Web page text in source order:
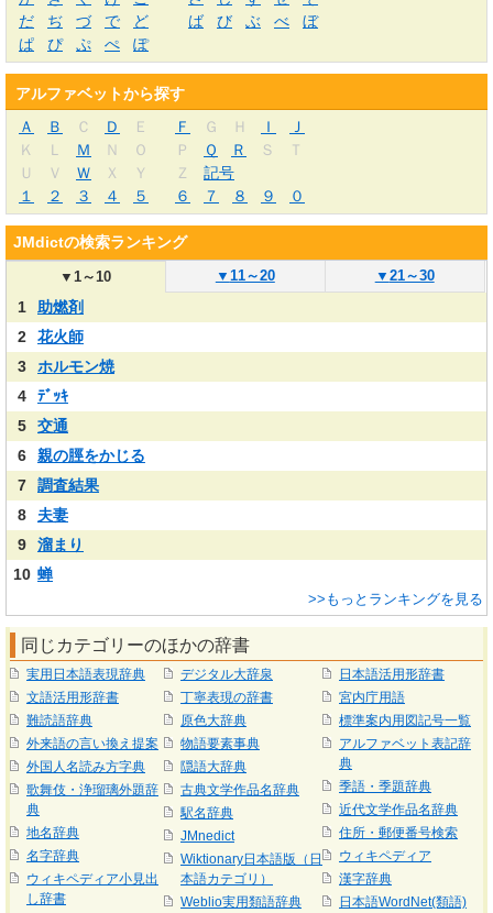
だ
ぢ づ で ど ば び ぶ べ
ぼ
ぱ
ぴ ぷ ぺ ぽ
アルファベットから探す
Ａ
Ｂ Ｃ Ｄ Ｅ Ｆ Ｇ Ｈ Ｉ
Ｊ
Ｋ
Ｌ Ｍ Ｎ Ｏ Ｐ Ｑ Ｒ Ｓ
Ｔ
Ｕ
Ｖ Ｗ Ｘ Ｙ Ｚ
記号
１
２ ３ ４ ５ ６ ７ ８ ９ ０
JMdictの検索ランキング
▼1～10 ▼ 11～20 ▼ 21～30
1
助燃剤
2
花火師
3
ホルモン焼
4
ﾃﾞｯｷ
5
交通
6
親の脛をかじる
7
調査結果
8
夫妻
9
溜まり
10 蝉
>>もっとランキングを見る
同じカテゴリーのほかの辞書
実用日本語表現辞典
文語活用形辞書
難読語辞典
外来語の言い換え提案
外国人名読み方字典
歌舞伎・浄瑠璃外題辞
典
地名辞典
名字辞典
ウィキペディア小見出
し辞書
デジタル大辞泉
丁寧表現の辞書
原色大辞典
物語要素事典
隠語大辞典
古典文学作品名辞典
駅名辞典
JMnedict
Wiktionary日本語版（日
本語カテゴリ）
Weblio実用類語辞典
日本語活用形辞書
宮内庁用語
標準案内用図記号一覧
アルファベット表記辞
典
季語・季題辞典
近代文学作品名辞典
住所・郵便番号検索
ウィキペディア
漢字辞典
日本語WordNet(類語)